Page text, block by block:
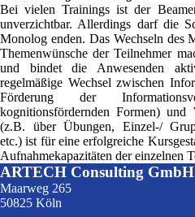
Bei vielen Trainings ist der
unverzichtbar. Allerdings darf die
Monolog enden. Das Wechseln des
Themenwünsche der Teilnehmer
und bindet die Anwesenden
regelmäßige Wechsel zwischen
Förderung der
kognitionsfördernden Formen) und
(z.B. über Übungen, Einzel-/
etc.) ist für eine erfolgreiche
Aufnahmekapazitäten der einzelnen
ARTECH Consulting GmbH
Maarweg 265
50825 Köln